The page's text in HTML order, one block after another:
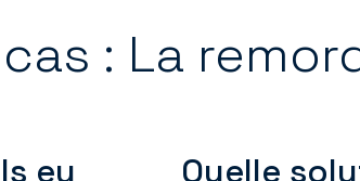
: La
eu
Quelle